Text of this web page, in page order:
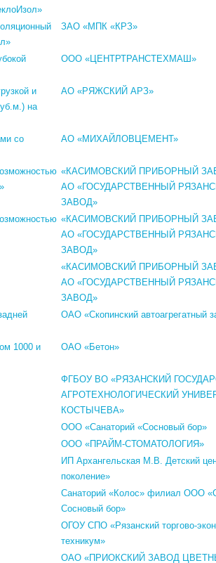
ЗАО «МПК «КРЗ»
ООО «ЦЕНТРТРАНСТЕХМАШ»
и
на
АО «РЯЖСКИЙ АРЗ»
со
АО «МИХАЙЛОВЦЕМЕНТ»
«КАСИМОВСКИЙ ПРИБОРНЫЙ
АО «ГОСУДАРСТВЕННЫЙ
ЗАВОД»
«КАСИМОВСКИЙ ПРИБОРНЫЙ
АО «ГОСУДАРСТВЕННЫЙ
ЗАВОД»
«КАСИМОВСКИЙ ПРИБОРНЫЙ
АО «ГОСУДАРСТВЕННЫЙ
ЗАВОД»
ОАО «Скопинский автоагрегатный
1000 и
ОАО «Бетон»
ФГБОУ ВО «РЯЗАНСКИЙ
АГРОТЕХНОЛОГИЧЕСКИЙ
КОСТЫЧЕВА»
ООО «Санаторий «Сосновый бор»
ООО «ПРАЙМ-СТОМАТОЛОГИЯ»
ИП Архангельская М.В. Детский
поколение»
Санаторий «Колос» филиал ООО
Сосновый бор»
ОГОУ СПО «Рязанский торгово-
техникум»
ОАО «ПРИОКСКИЙ ЗАВОД